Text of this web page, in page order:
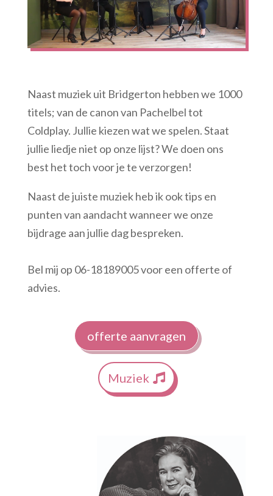
Naast muziek uit Bridgerton hebben we 1000
titels; van de canon van Pachelbel tot
Coldplay. Jullie kiezen wat we spelen. Staat
jullie liedje niet op onze lijst? We doen ons
best het toch voor je te verzorgen!
Naast de juiste muziek heb ik ook tips en
punten van aandacht wanneer we onze
bijdrage aan jullie dag bespreken.
Bel mij op 06-18189005 voor een offerte of
advies.
offerte aanvragen
Muziek